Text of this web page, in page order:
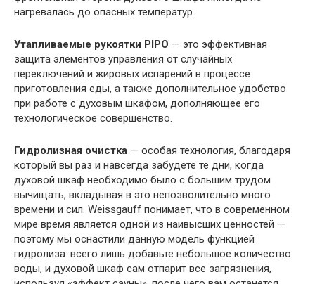
нагревалась до опасных температур.
Утапливаемые рукоятки PIPO — это эффективная
защита элементов управления от случайных
переключений и жировых испарений в процессе
приготовления еды, а также дополнительное удобство
при работе с духовым шкафом, дополняющее его
технологическое совершенство.
Гидролизная очистка — особая технология, благодаря
который вы раз и навсегда забудете те дни, когда
духовой шкаф необходимо было с большим трудом
вычищать, вкладывая в это непозволительно много
времени и сил. Weissgauff понимает, что в современном
мире время является одной из наивысших ценностей —
поэтому мы оснастили данную модель функцией
гидролиза: всего лишь добавьте небольшое количество
воды, и духовой шкаф сам отпарит все загрязнения,